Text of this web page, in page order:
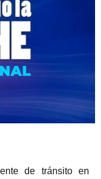
de tránsito en